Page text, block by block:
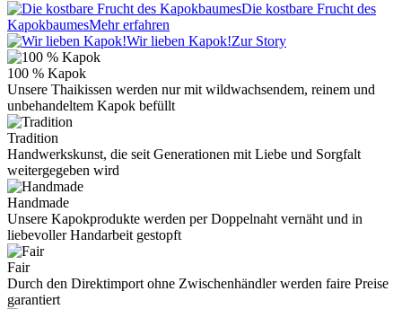
Die kostbare Frucht des
KapokbaumesMehr erfahren
Wir lieben Kapok!Zur Story
100 % Kapok
Unsere Thaikissen werden nur mit wildwachsendem, reinem und
unbehandeltem Kapok befüllt
Tradition
Handwerkskunst, die seit Generationen mit Liebe und Sorgfalt
weitergegeben wird
Handmade
Unsere Kapokprodukte werden per Doppelnaht vernäht und in
liebevoller Handarbeit gestopft
Fair
Durch den Direktimport ohne Zwischenhändler werden faire Preise
garantiert